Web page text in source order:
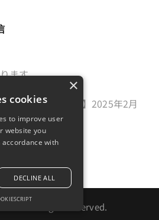
ます
記念KLオフ会！】2025年2月
All rights reserved.
×
cookies
to improve user
website you
with
DECLINE ALL